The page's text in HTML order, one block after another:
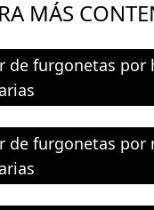
MÁS
de furgonetas por
de furgonetas por